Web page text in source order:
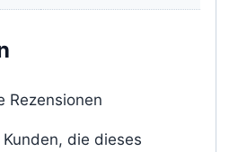
Rezensionen
die dieses